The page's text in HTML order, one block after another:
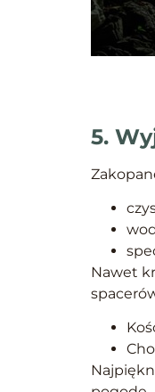
5.
Nawet